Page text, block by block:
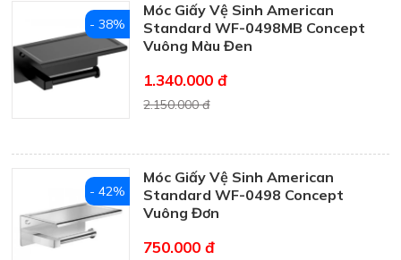
Móc Giấy Vệ Sinh American
Standard WF-0498MB Concept
Vuông Màu Đen
1.340.000 đ
2.150.000 đ
- 38%
Móc Giấy Vệ Sinh American
Standard WF-0498 Concept
Vuông Đơn
750.000 đ
- 42%